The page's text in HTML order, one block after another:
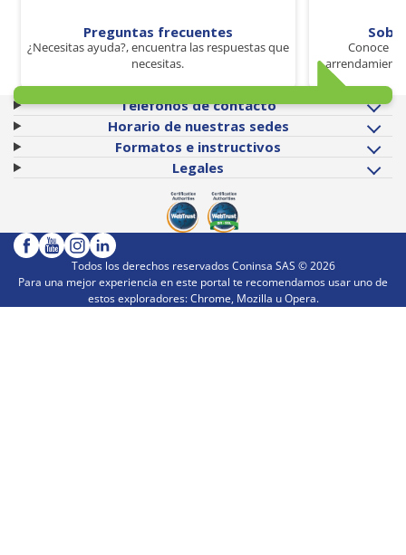
Preguntas frecuentes
¿Necesitas ayuda?, encuentra las respuestas que
necesitas.
Conoce
Teléfonos de contacto
Horario de nuestras sedes
Formatos e instructivos
Legales
Todos los derechos reservados Coninsa SAS ©2026
Para una mejor experiencia en este portal te recomendamos usar uno de
estos exploradores: Chrome, Mozilla u Opera.